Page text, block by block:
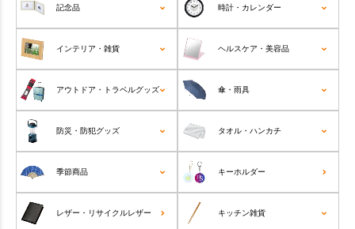
記念品 時計・カレンダー
インテリア・雑貨 ヘルスケア・美容品
アウトドア・トラベルグッズ 傘・雨具
防災・防犯グッズ タオル・ハンカチ
季節商品 キーホルダー
レザー・リサイクルレザー キッチン雑貨